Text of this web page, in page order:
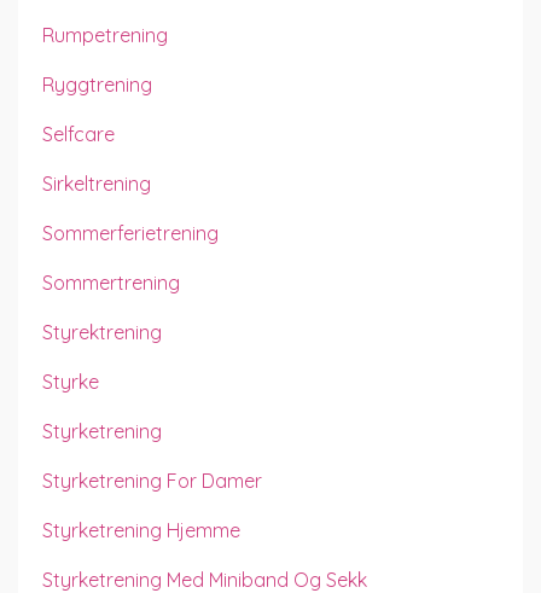
Rumpetrening
Ryggtrening
Selfcare
Sirkeltrening
Sommerferietrening
Sommertrening
Styrektrening
Styrke
Styrketrening
Styrketrening For Damer
Styrketrening Hjemme
Styrketrening Med Miniband Og Sekk